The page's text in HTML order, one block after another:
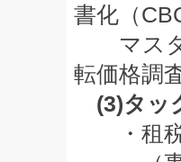
書化（
マスタ
転価格調
(3)タッ
・租税